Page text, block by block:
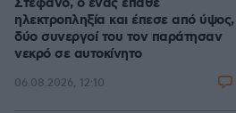
Στέφανο, ο ένας έπαθε
ηλεκτροπληξία και έπεσε από ύψος,
δύο συνεργοί του τον παράτησαν
νεκρό σε αυτοκίνητο
06.08.2026, 12:10